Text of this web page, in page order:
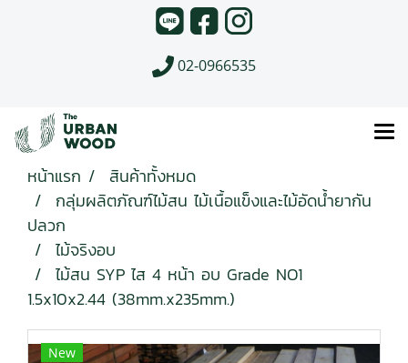
02-0966535
หน้าแรก
สินค้าทั้งหมด
กลุ่มผลิตภัณฑ์ไม้สน ไม้เนื้อแข็งและไม้อัดน้ำยากัน
ปลวก
ไม้จริงอบ
ไม้สน SYP ไส 4 หน้า อบ Grade NO1
1.5x10x2.44 (38mm.x235mm.)
New